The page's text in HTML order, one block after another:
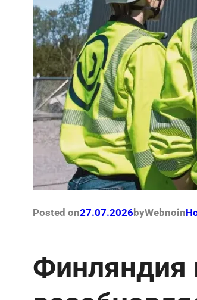
Posted on27.07.2026byWebnoin
Финляндия